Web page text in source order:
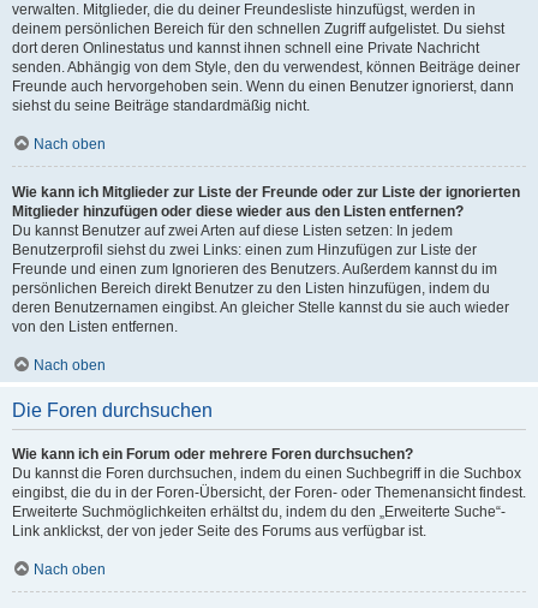
verwalten. Mitglieder, die du deiner Freundesliste hinzufügst, werden in
deinem persönlichen Bereich für den schnellen Zugriff aufgelistet. Du siehst
dort deren Onlinestatus und kannst ihnen schnell eine Private Nachricht
senden. Abhängig von dem Style, den du verwendest, können Beiträge deiner
Freunde auch hervorgehoben sein. Wenn du einen Benutzer ignorierst, dann
siehst du seine Beiträge standardmäßig nicht.
Nach oben
Wie kann ich Mitglieder zur Liste der Freunde oder zur Liste der ignorierten
Mitglieder hinzufügen oder diese wieder aus den Listen entfernen?
Du kannst Benutzer auf zwei Arten auf diese Listen setzen: In jedem
Benutzerprofil siehst du zwei Links: einen zum Hinzufügen zur Liste der
Freunde und einen zum Ignorieren des Benutzers. Außerdem kannst du im
persönlichen Bereich direkt Benutzer zu den Listen hinzufügen, indem du
deren Benutzernamen eingibst. An gleicher Stelle kannst du sie auch wieder
von den Listen entfernen.
Nach oben
Die Foren durchsuchen
Wie kann ich ein Forum oder mehrere Foren durchsuchen?
Du kannst die Foren durchsuchen, indem du einen Suchbegriff in die Suchbox
eingibst, die du in der Foren-Übersicht, der Foren- oder Themenansicht findest.
Erweiterte Suchmöglichkeiten erhältst du, indem du den „Erweiterte Suche“-
Link anklickst, der von jeder Seite des Forums aus verfügbar ist.
Nach oben